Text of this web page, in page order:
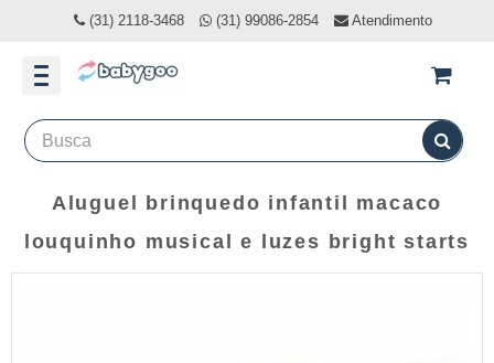
(31) 2118-3468 (31) 99086-2854 Atendimento
Aluguel brinquedo infantil macaco
louquinho musical e luzes bright starts